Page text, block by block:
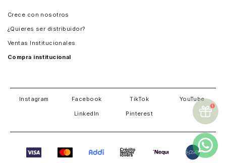
Crece con nosotros
¿Quieres ser distribuidor?
Ventas Institucionales
Compra institucional
Instagram Facebook TikTok YouTube
LinkedIn Pinterest